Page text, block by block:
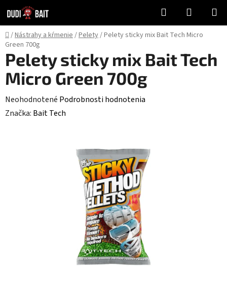
na
obsah
Hľadať
KOŠÍK
Domov
/Nástrahy a kŕmenie/Pelety/Pelety sticky mix Bait Tech Micro
Green 700g
Pelety sticky mix Bait Tech
Micro Green 700g
Priemerné
hodnotenie
Neohodnotené Podrobnosti hodnotenia
Značka: Bait Tech